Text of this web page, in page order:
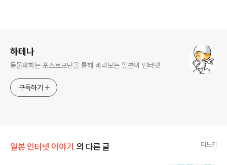
하테나
동물화하는 포스트모던을 통해 바라보는 일본의 인터넷
구독하기
일본 인터넷 이야기 의 다른 글 더보기